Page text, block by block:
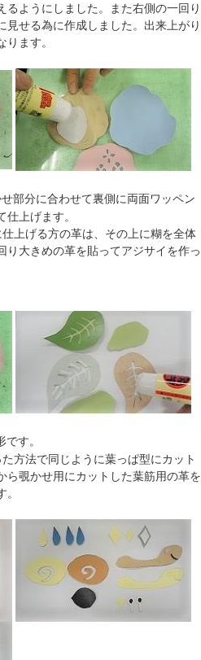
るようにしました。また右側の一回り
見せる為に作成しました。出来上がり
ます。
部分に合わせて裏側に両面ワッペン
上げます。
上げる方の革は、その上に糊を全体
り大きめの革を貼ってアジサイを作っ
す。
方法で同じように葉っぱ型にカット
ら覗かせ用にカットした葉筋用の革を